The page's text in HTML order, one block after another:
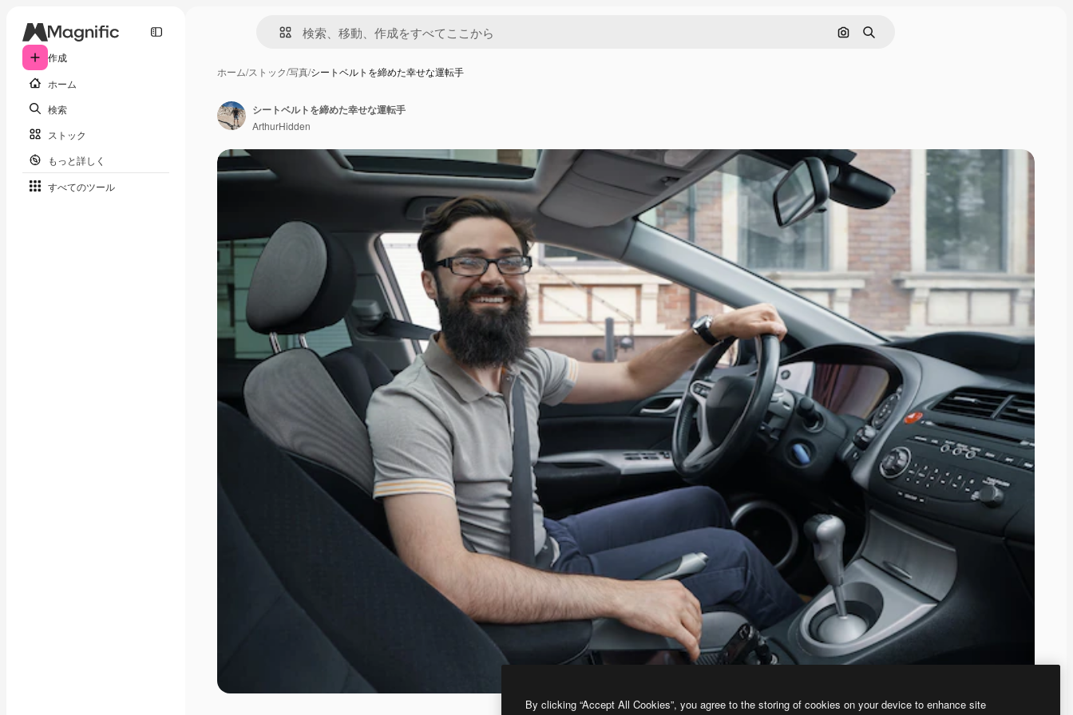
作成
ホーム
検索
ストック
もっと詳しく
すべてのツール
画像で検索
検索
ホーム/ストック/写真/シートベルトを締めた幸せな運転手
シートベルトを締めた幸せな運転手
ArthurHidden
By clicking “Accept All Cookies”, you agree to the storing of cookies on your device to enhance site